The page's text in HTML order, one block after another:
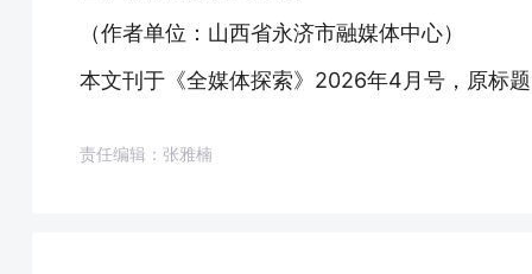
（作者单位：山西省永济市融媒体中心）
本文刊于《全媒体探索》2026年4月号，原标题
责任编辑：张雅楠